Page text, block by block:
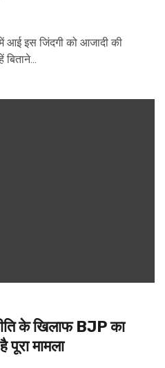
में आई इस जिंदगी को आजादी की
के खिलाफ BJP का
पूरा मामला